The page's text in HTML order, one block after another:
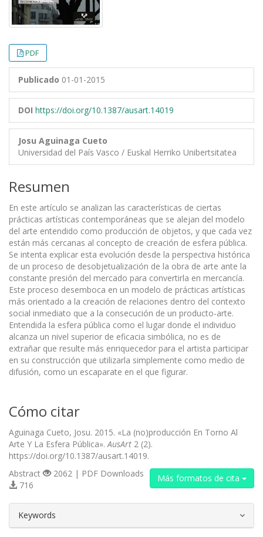
PDF
Publicado 01-01-2015
DOI https://doi.org/10.1387/ausart.14019
Josu Aguinaga Cueto
Universidad del País Vasco / Euskal Herriko Unibertsitatea
Resumen
En este artículo se analizan las características de ciertas
prácticas artísticas contemporáneas que se alejan del modelo
del arte entendido como producción de objetos, y que cada vez
están más cercanas al concepto de creación de esfera pública.
Se intenta explicar esta evolución desde la perspectiva histórica
de un proceso de desobjetualización de la obra de arte ante la
constante presión del mercado para convertirla en mercancía.
Este proceso desemboca en un modelo de prácticas artísticas
más orientado a la creación de relaciones dentro del contexto
social inmediato que a la consecución de un producto-arte.
Entendida la esfera pública como el lugar donde el individuo
alcanza un nivel superior de eficacia simbólica, no es de
extrañar que resulte más enriquecedor para el artista participar
en su construcción que utilizarla simplemente como medio de
difusión, como un escaparate en el que figurar.
Cómo citar
Aguinaga Cueto, Josu. 2015. «La (no)producción En Torno Al
Arte Y La Esfera Pública». AusArt 2 (2).
https://doi.org/10.1387/ausart.14019.
Más formatos de cita
Abstract
2062 | PDF Downloads
716
Keywords